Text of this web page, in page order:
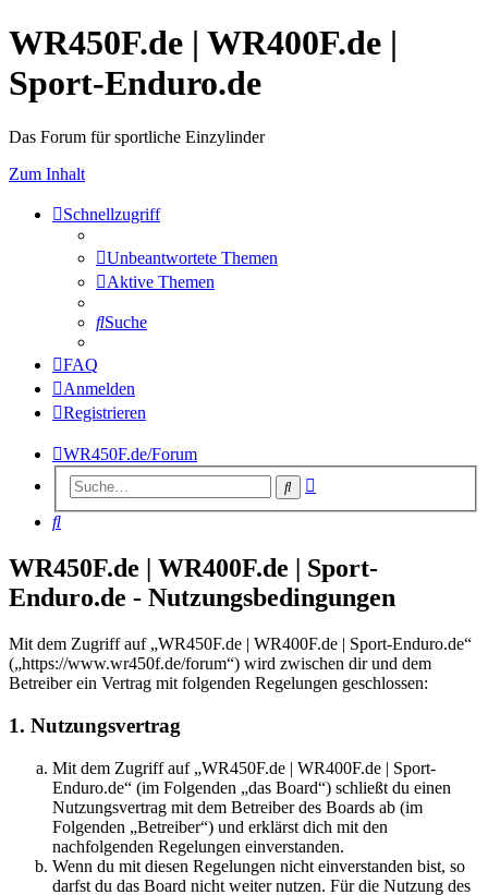
WR450F.de | WR400F.de |
Sport-Enduro.de
Das Forum für sportliche Einzylinder
Zum Inhalt
Schnellzugriff
Unbeantwortete Themen
Aktive Themen
Suche
FAQ
Anmelden
Registrieren
WR450F.de/Forum
Suche
Suche
WR450F.de | WR400F.de | Sport-
Enduro.de - Nutzungsbedingungen
Mit dem Zugriff auf „WR450F.de | WR400F.de | Sport-Enduro.de“
(„https://www.wr450f.de/forum“) wird zwischen dir und dem
Betreiber ein Vertrag mit folgenden Regelungen geschlossen:
1. Nutzungsvertrag
Mit dem Zugriff auf „WR450F.de | WR400F.de | Sport-
Enduro.de“ (im Folgenden „das Board“) schließt du einen
Nutzungsvertrag mit dem Betreiber des Boards ab (im
Folgenden „Betreiber“) und erklärst dich mit den
nachfolgenden Regelungen einverstanden.
Wenn du mit diesen Regelungen nicht einverstanden bist, so
darfst du das Board nicht weiter nutzen. Für die Nutzung des